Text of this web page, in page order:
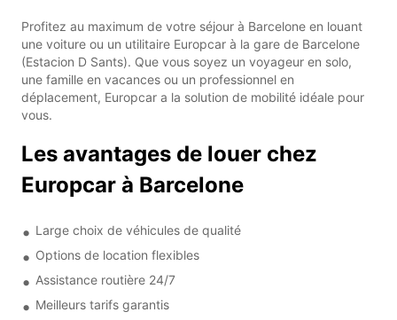
Profitez au maximum de votre séjour à Barcelone en louant
une voiture ou un utilitaire Europcar à la gare de Barcelone
(Estacion D Sants). Que vous soyez un voyageur en solo,
une famille en vacances ou un professionnel en
déplacement, Europcar a la solution de mobilité idéale pour
vous.
Les avantages de louer chez
Europcar à Barcelone
Large choix de véhicules de qualité
Options de location flexibles
Assistance routière 24/7
Meilleurs tarifs garantis